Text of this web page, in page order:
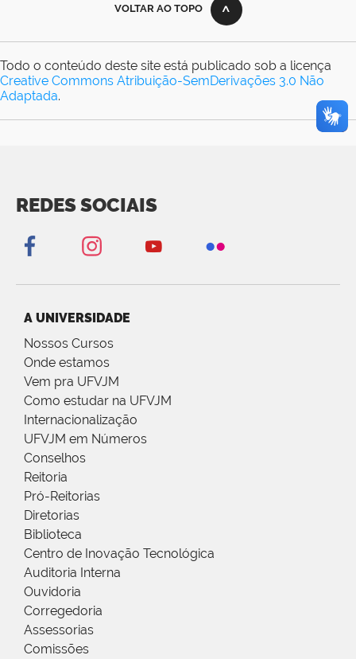
VOLTAR AO TOPO
Todo o conteúdo deste site está publicado sob a licença
Creative Commons Atribuição-SemDerivações 3.0 Não
Adaptada.
REDES SOCIAIS
A UNIVERSIDADE
Nossos Cursos
Onde estamos
Vem pra UFVJM
Como estudar na UFVJM
Internacionalização
UFVJM em Números
Conselhos
Reitoria
Pró-Reitorias
Diretorias
Biblioteca
Centro de Inovação Tecnológica
Auditoria Interna
Ouvidoria
Corregedoria
Assessorias
Comissões